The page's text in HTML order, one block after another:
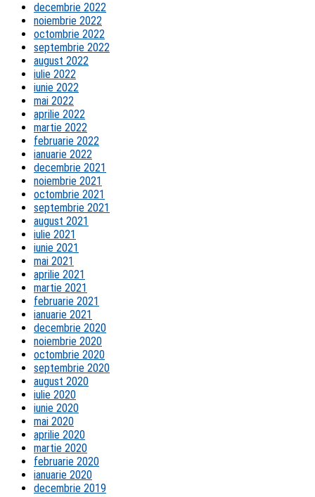
decembrie 2022
noiembrie 2022
octombrie 2022
septembrie 2022
august 2022
iulie 2022
iunie 2022
mai 2022
aprilie 2022
martie 2022
februarie 2022
ianuarie 2022
decembrie 2021
noiembrie 2021
octombrie 2021
septembrie 2021
august 2021
iulie 2021
iunie 2021
mai 2021
aprilie 2021
martie 2021
februarie 2021
ianuarie 2021
decembrie 2020
noiembrie 2020
octombrie 2020
septembrie 2020
august 2020
iulie 2020
iunie 2020
mai 2020
aprilie 2020
martie 2020
februarie 2020
ianuarie 2020
decembrie 2019